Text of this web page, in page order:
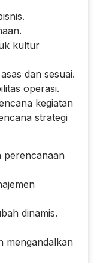
kultur
dan sesuai.
operasi.
kegiatan
strategi
dinamis.